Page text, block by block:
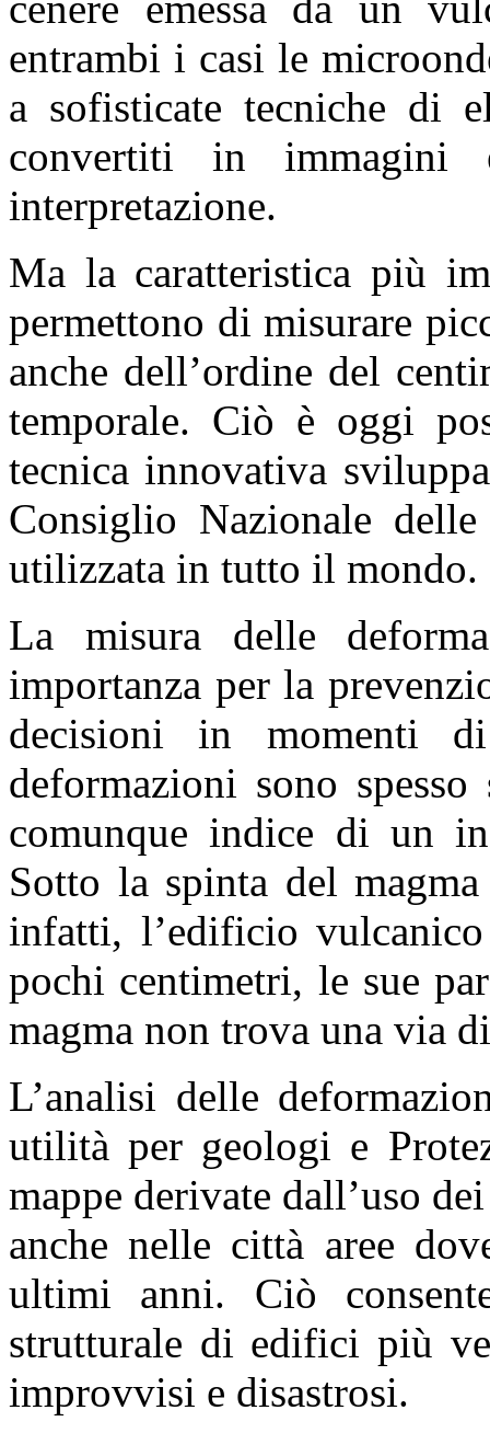
entrambi i casi le
a sofisticate tecniche di
convertiti in
interpretazione.
Ma la caratteristica più
permettono di misurare
anche dell’ordine del
temporale. Ciò è oggi
tecnica innovativa
Consiglio Nazionale
utilizzata in tutto il mondo.
La misura delle
importanza per la
decisioni in momenti
deformazioni sono
comunque indice di un
Sotto la spinta del
infatti, l’edificio
pochi centimetri, le sue
magma non trova una via
L’analisi delle
utilità per geologi e
mappe derivate dall’uso
anche nelle città aree
ultimi anni. Ciò
strutturale di edifici più
improvvisi e disastrosi.